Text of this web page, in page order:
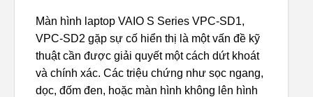
Màn hình laptop VAIO S Series VPC-SD1,
VPC-SD2 gặp sự cố hiển thị là một vấn đề kỹ
thuật cần được giải quyết một cách dứt khoát
và chính xác. Các triệu chứng như sọc ngang,
dọc, đốm đen, hoặc màn hình không lên hình